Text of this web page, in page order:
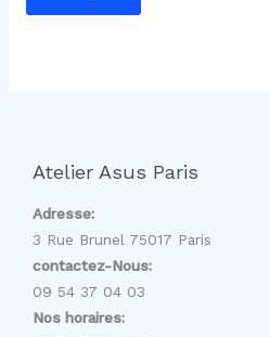
Atelier Asus Paris
Adresse:
3 Rue Brunel 75017 Paris
contactez-Nous:
09 54 37 04 03
Nos horaires: